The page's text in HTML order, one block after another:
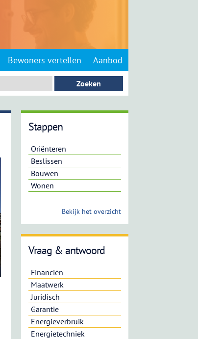
Bewoners vertellen Aanbod
Stappen
Oriënteren
Beslissen
Bouwen
Wonen
Bekijk het overzicht
Vraag & antwoord
Financiën
Maatwerk
Juridisch
Garantie
Energieverbruik
Energietechniek